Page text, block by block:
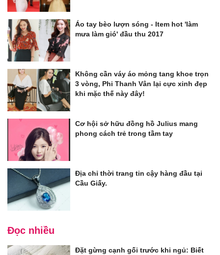
Áo tay bèo lượn sóng - Item hot 'làm
mưa làm gió' đầu thu 2017
Không cần váy áo mỏng tang khoe trọn
3 vòng, Phi Thanh Vân lại cực xinh đẹp
khi mặc thế này đây!
Cơ hội sở hữu đồng hồ Julius mang
phong cách trẻ trong tầm tay
Địa chỉ thời trang tin cậy hàng đầu tại
Cầu Giấy.
Đọc nhiều
Đặt gừng cạnh gối trước khi ngủ: Biết